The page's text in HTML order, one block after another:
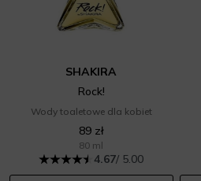
SHAKIRA
Rock!
Wody toaletowe dla kobiet
89 zł
80 ml
4.67/ 5.00